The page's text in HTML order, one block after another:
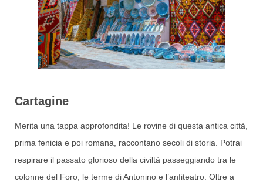
Cartagine
Merita una tappa approfondita! Le rovine di questa antica città,
prima fenicia e poi romana, raccontano secoli di storia. Potrai
respirare il passato glorioso della civiltà passeggiando tra le
colonne del Foro, le terme di Antonino e l’anfiteatro. Oltre a